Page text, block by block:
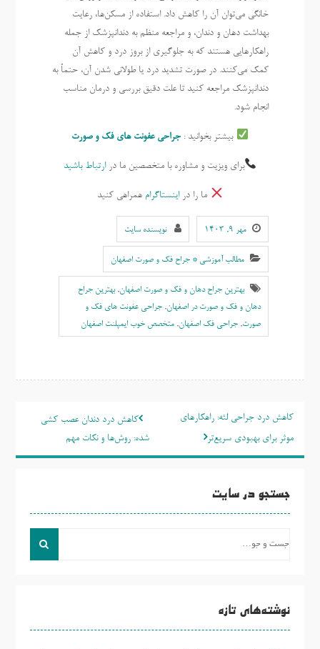
خانگی می‌توان آن را کاهش داد. استفاده از مسکن‌ها، رعایت
بهداشت دهان و دندان، و مراجعه منظم به دندانپزشک از جمله
راهکارهایی هستند که به جلوگیری از بروز درد و کاهش آن
کمک می‌کنند. در صورت تشدید درد یا طولانی شدن آن، حتماً به
دندانپزشک مراجعه کنید تا علت دقیق بررسی و درمان مناسب
انجام شود.
بیشتر بخوانید : جراحی عفونت های فک و صورت
برای ویزیت و مشاوره با متخصصین ما درارتباط باشید
ما را دراینستاگرام همراهی کنید
مهر ۹, ۱۴۰۳ نویسنده سایت
مطالب آموزشی * جراح فک و صورت اصفهان
بهترين جراح دهان و فک و صورت اصفهان,بهترين جراح
دهان و فک و صورت در اصفهان, جراحی عفونت های فک و
صورت, جراحی فک اصفهان, متخصص خوب ایمپلنت اصفهان
راهبری
نوشته
کاهش درد دندان عصب‌ کشی
شده: روش‌ها و نکات مهم
کاهش درد جراحی لثه: راهکارهای
موثر برای بهبودی سریع‌تر
جستجو در سایت
نوشته‌های تازه